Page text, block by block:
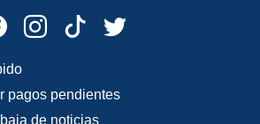
pagos pendientes
de noticias